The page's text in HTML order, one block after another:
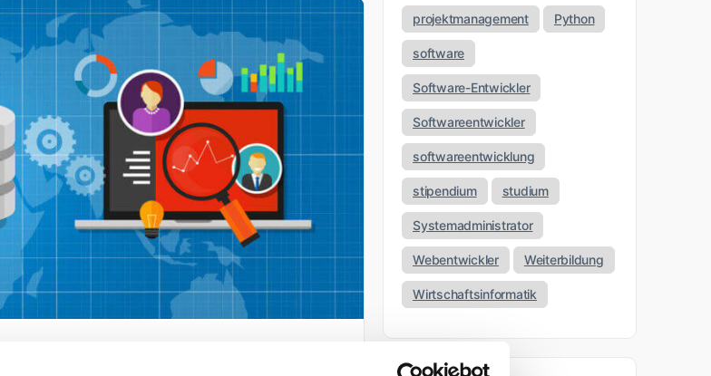
projektmanagement Python
software
Software-Entwickler
Softwareentwickler
softwareentwicklung
stipendium studium
Systemadministrator
Webentwickler Weiterbildung
Wirtschaftsinformatik